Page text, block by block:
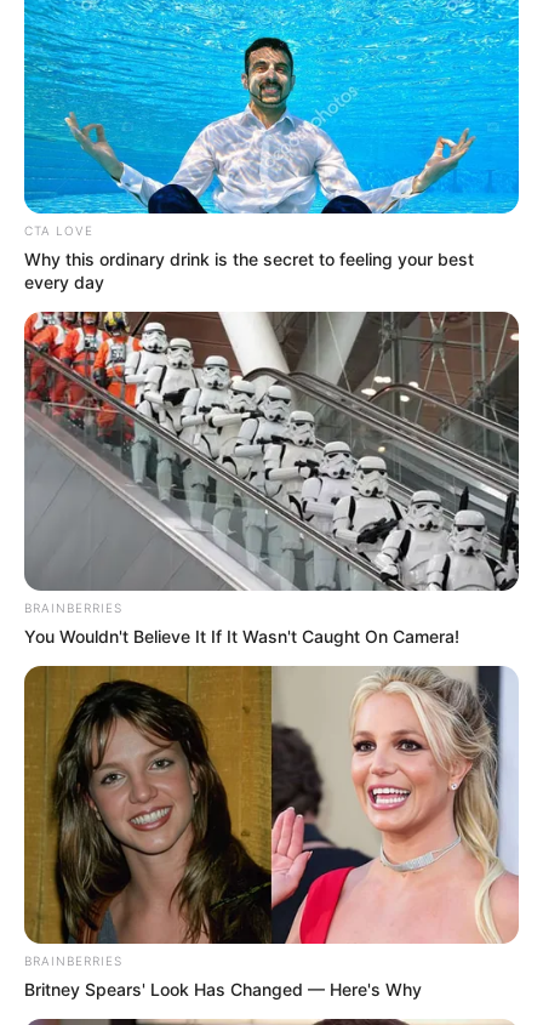
CTA LOVE
Why this ordinary drink is the secret to feeling your best
every day
BRAINBERRIES
You Wouldn't Believe It If It Wasn't Caught On Camera!
BRAINBERRIES
Britney Spears' Look Has Changed — Here's Why